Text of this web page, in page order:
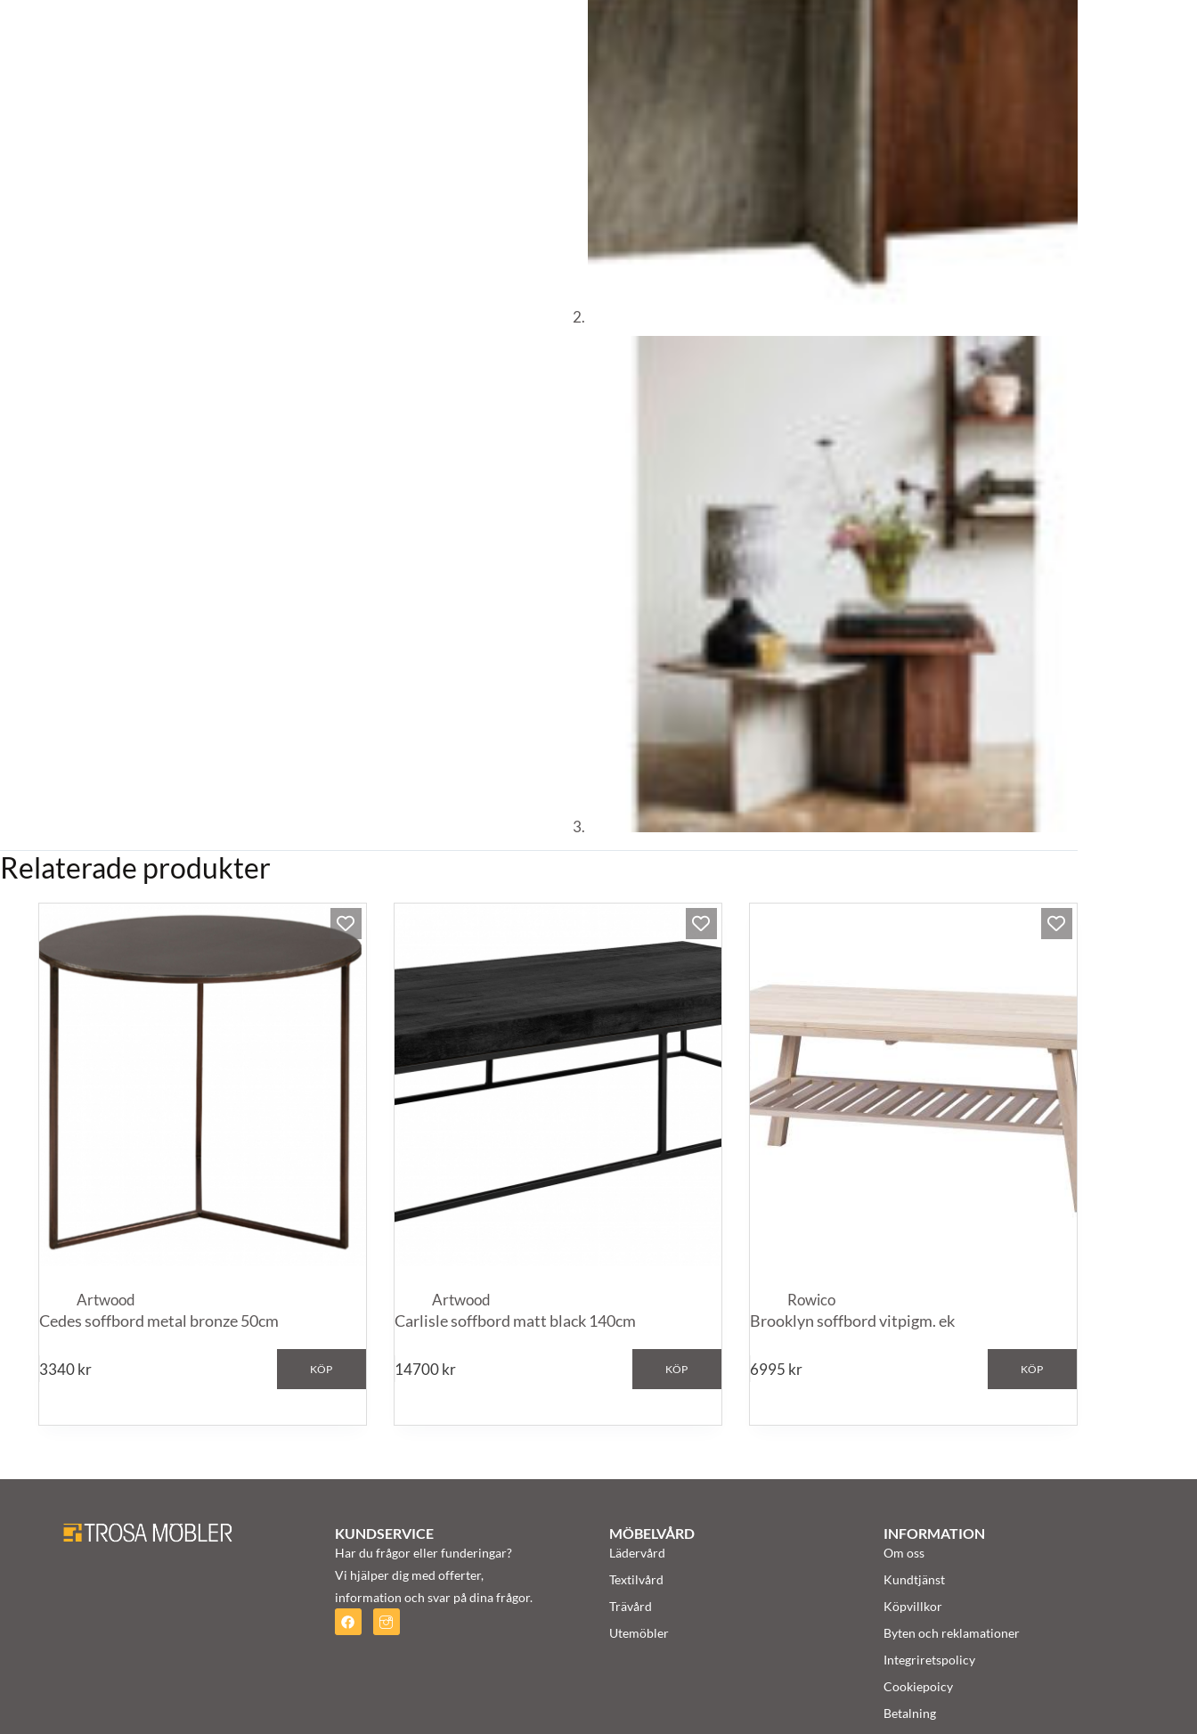
Relaterade produkter
Artwood
Cedes soffbord metal bronze 50cm
3340kr KÖP
Artwood
Carlisle soffbord matt black 140cm
14700kr KÖP
Rowico
Brooklyn soffbord vitpigm. ek
6995 kr KÖP
KUNDSERVICE
Har du frågor eller funderingar?
Vi hjälper dig med offerter,
information och svar på dina frågor.
MÖBELVÅRD
Lädervård
Textilvård
Trävård
Utemöbler
INFORMATION
Om oss
Kundtjänst
Köpvillkor
Byten och reklamationer
Integriretspolicy
Cookiepoicy
Betalning